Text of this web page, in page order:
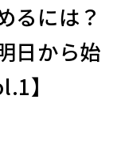
るには？
日から始
】